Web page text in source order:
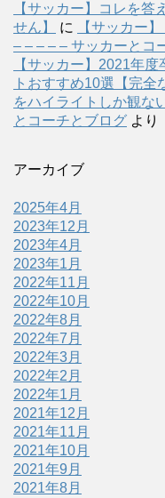
【サッカー】コレを答
せん】
に
【サッカー
– – – – – サッカーとコ
【サッカー】2021年
トおすすめ10選【完全
をハイライトしか観な
とコーチとブログ より
アーカイブ
2025年4月
2023年12月
2023年4月
2023年1月
2022年11月
2022年10月
2022年8月
2022年7月
2022年3月
2022年2月
2022年1月
2021年12月
2021年11月
2021年10月
2021年9月
2021年8月